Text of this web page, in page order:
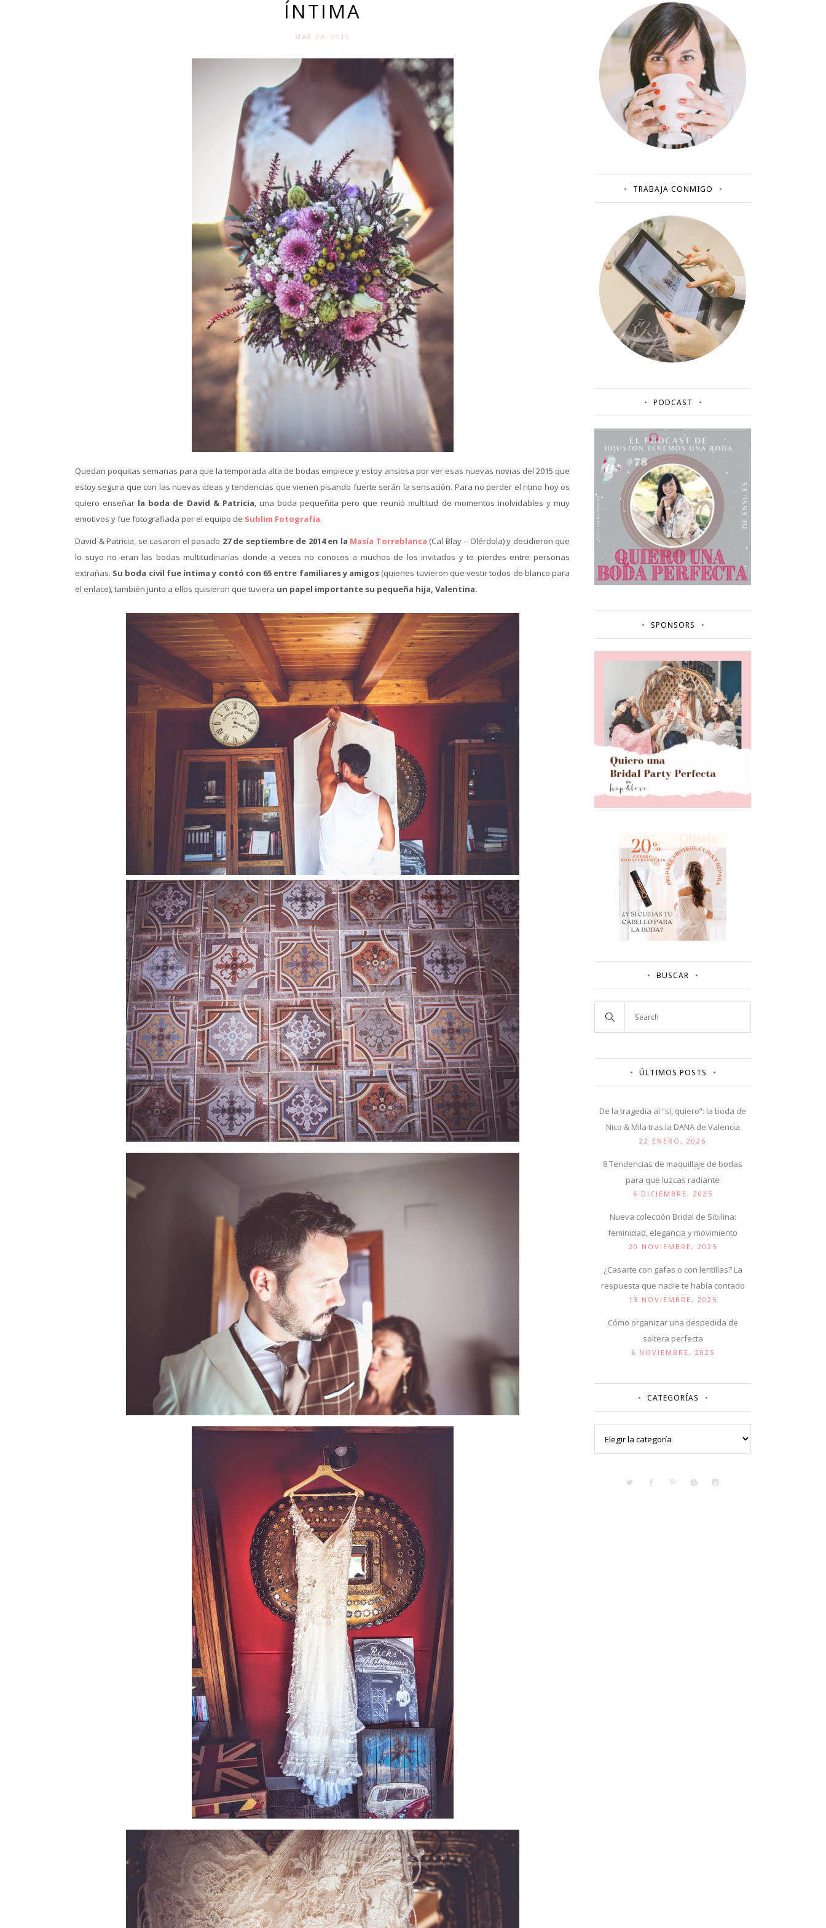
ÍNTIMA
MAR 26. 2015
Quedan poquitas semanas para que la temporada alta de bodas empiece y estoy ansiosa por ver esas nuevas novias del 2015 que
estoy segura que con las nuevas ideas y tendencias que vienen pisando fuerte serán la sensación. Para no perder el ritmo hoy os
quiero enseñar la boda de David & Patricia, una boda pequeñita pero que reunió multitud de momentos inolvidables y muy
emotivos y fue fotografiada por el equipo de Sublim Fotografía.
David & Patricia, se casaron el pasado 27 de septiembre de 2014 en la Masía Torreblanca (Cal Blay – Olérdola) y decidieron que
lo suyo no eran las bodas multitudinarias donde a veces no conoces a muchos de los invitados y te pierdes entre personas
extrañas. Su boda civil fue íntima y contó con 65 entre familiares y amigos (quienes tuvieron que vestir todos de blanco para
el enlace), también junto a ellos quisieron que tuviera un papel importante su pequeña hija, Valentina.
TRABAJA CONMIGO
PODCAST
SPONSORS
BUSCAR
ÚLTIMOS POSTS
De la tragedia al “sí, quiero”: la boda de
Nico & Mila tras la DANA de Valencia
22 ENERO, 2026
8 Tendencias de maquillaje de bodas
para que luzcas radiante
6 DICIEMBRE, 2025
Nueva colección Bridal de Sibilina:
feminidad, elegancia y movimiento
20 NOVIEMBRE, 2025
¿Casarte con gafas o con lentillas? La
respuesta que nadie te había contado
13 NOVIEMBRE, 2025
Cómo organizar una despedida de
soltera perfecta
6 NOVIEMBRE, 2025
CATEGORÍAS